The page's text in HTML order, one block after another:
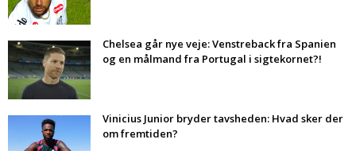
Chelsea går nye veje: Venstreback fra Spanien
og en målmand fra Portugal i sigtekornet?!
Vinicius Junior bryder tavsheden: Hvad sker der
om fremtiden?